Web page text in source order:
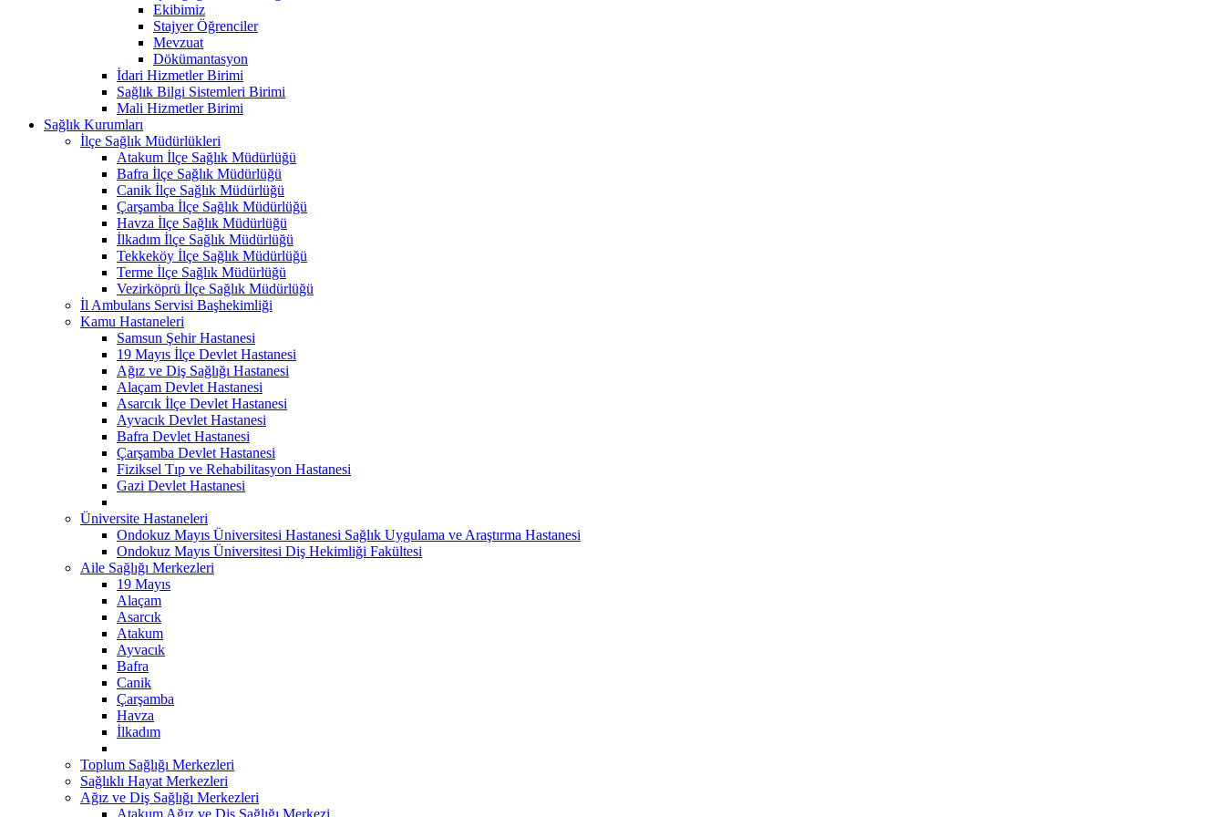
Ekibimiz
Stajyer Öğrenciler
Mevzuat
Dökümantasyon
İdari Hizmetler Birimi
Sağlık Bilgi Sistemleri Birimi
Mali Hizmetler Birimi
Sağlık Kurumları
İlçe Sağlık Müdürlükleri
Atakum İlçe Sağlık Müdürlüğü
Bafra İlçe Sağlık Müdürlüğü
Canik İlçe Sağlık Müdürlüğü
Çarşamba İlçe Sağlık Müdürlüğü
Havza İlçe Sağlık Müdürlüğü
İlkadım İlçe Sağlık Müdürlüğü
Tekkeköy İlçe Sağlık Müdürlüğü
Terme İlçe Sağlık Müdürlüğü
Vezirköprü İlçe Sağlık Müdürlüğü
İl Ambulans Servisi Başhekimliği
Kamu Hastaneleri
Samsun Şehir Hastanesi
19 Mayıs İlçe Devlet Hastanesi
Ağız ve Diş Sağlığı Hastanesi
Alaçam Devlet Hastanesi
Asarcık İlçe Devlet Hastanesi
Ayvacık Devlet Hastanesi
Bafra Devlet Hastanesi
Çarşamba Devlet Hastanesi
Fiziksel Tıp ve Rehabilitasyon Hastanesi
Gazi Devlet Hastanesi
Üniversite Hastaneleri
Ondokuz Mayıs Üniversitesi Hastanesi Sağlık Uygulama ve Araştırma Hastanesi
Ondokuz Mayıs Üniversitesi Diş Hekimliği Fakültesi
Aile Sağlığı Merkezleri
19 Mayıs
Alaçam
Asarcık
Atakum
Ayvacık
Bafra
Canik
Çarşamba
Havza
İlkadım
Toplum Sağlığı Merkezleri
Sağlıklı Hayat Merkezleri
Ağız ve Diş Sağlığı Merkezleri
Atakum Ağız ve Diş Sağlığı Merkezi